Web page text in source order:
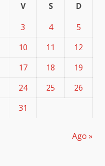
V S
D
3 4
5
10 11
12
17 18
19
24 25
26
31
Ago »